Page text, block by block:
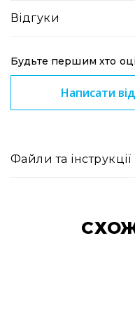
Відгуки
Будьте першим хто
Написати
Файли та інструкції